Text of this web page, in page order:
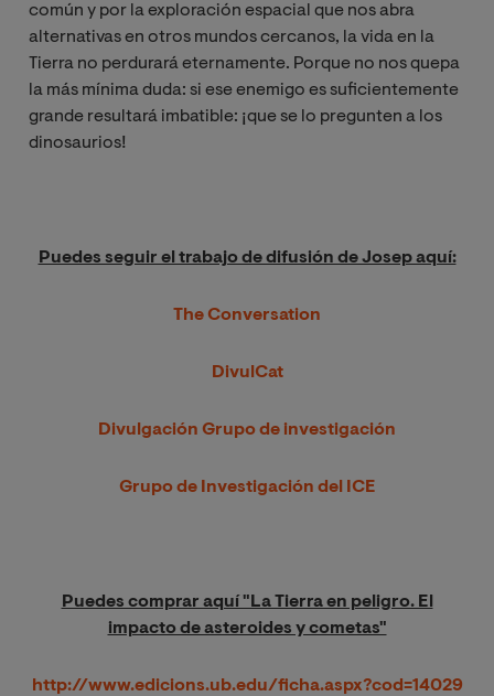
común y por la exploración espacial que nos abra
alternativas en otros mundos cercanos, la vida en la
Tierra no perdurará eternamente. Porque no nos quepa
la más mínima duda: si ese enemigo es suficientemente
grande resultará imbatible: ¡que se lo pregunten a los
dinosaurios!
Puedes seguir el trabajo de difusión de Josep aquí:
The Conversation
DivulCat
Divulgación Grupo de investigación
Grupo de Investigación del ICE
Puedes comprar aquí "La Tierra en peligro. El
impacto de asteroides y cometas"
http://www.edicions.ub.edu/ficha.aspx?cod=14029